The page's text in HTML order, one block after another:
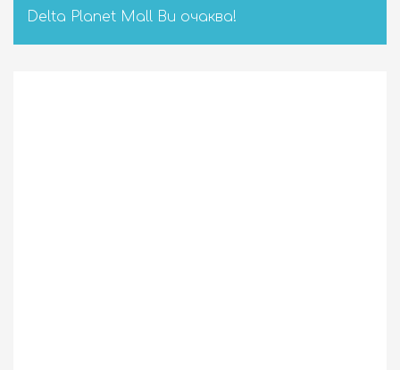
Delta Planet Mall Ви очаква!